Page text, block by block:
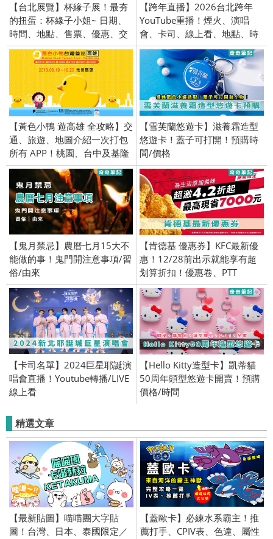
【台北展覽】杯緣子展！最夯
的扭蛋：杯緣子小姐~ 日期、
時間、地點、售票、優惠、交
通、ibon、票價
【跨年直播】2026台北跨年
YouTube重播！煙火、演唱
會、卡司、線上看、地點、時
間、藝人
【黃色小鴨 遊高雄 全攻略】交
通、旅遊、地圖介紹一次打包
所有 APP！桃園、台中及基隆
活動日期時間公佈 / 霍夫曼
【雪芙蘭悠遊卡】滋養霜造型
悠遊卡！蓋子可打開！預購時
間/價格
【鬼月禁忌】農曆七月15大不
能做的事！鬼門開注意事項/習
俗/由來
【肯德基 優惠券】KFC最新優
惠！12/28前出示就能享有超
划算折扣！優惠卷、PTT
【卡司名單】2024巨星耶誕演
唱會直播！Youtube轉播/LIVE
線上看
【Hello Kitty造型卡】凱蒂貓
50周年頭型悠遊卡開賣！預購
價格/時間
精選文章
【最新貼圖】喵喵團大字貼
圖！台灣、日本、泰國限定／
【蓋歐卡】必練水系霸主！推
薦打手、CPIV表、色違、屬性